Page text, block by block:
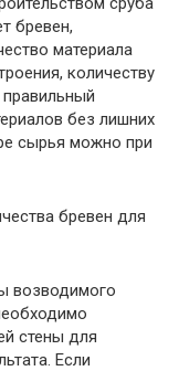
бревен,
материала
количеству
без лишних
сырья можно при
бревен для
возводимого
стены для
Если